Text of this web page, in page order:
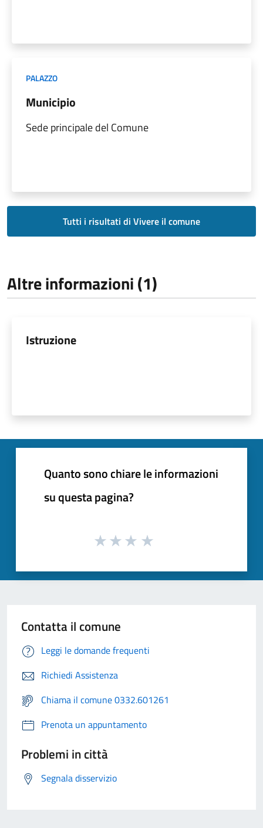
PALAZZO
Municipio
Sede principale del Comune
Tutti i risultati di Vivere il comune
Altre informazioni (1)
Istruzione
Quanto sono chiare le informazioni
su questa pagina?
Contatta il comune
Leggi le domande frequenti
Richiedi Assistenza
Chiama il comune 0332.601261
Prenota un appuntamento
Problemi in città
Segnala disservizio